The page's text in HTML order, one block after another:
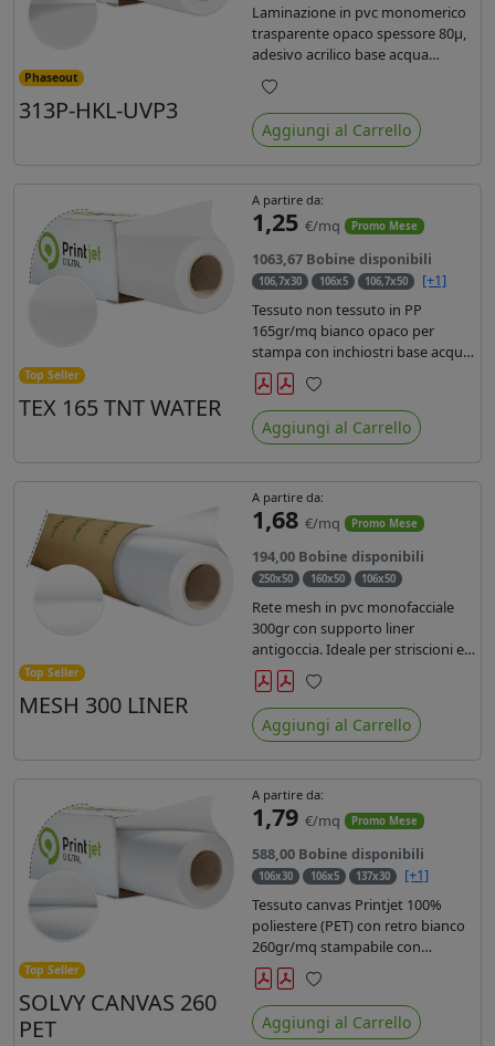
Phaseout
313P-HKL-UVP3
Laminazione in pvc monomerico
trasparente opaco spessore 80µ,
adesivo acrilico base acqua
permanente specifico per ink uv,
liner in carta kraft da 90gr. Durata
3 anni, dotata di filtro uv, idonea
per stampe con inchiostro
Preferiti
Aggiungi al Carrello
Top Seller
TEX 165 TNT WATER
A partire da:
1,25 €/mq Promo Mese
1063,67 Bobine disponibili
106,7x30 106x5 106,7x50
[+1]
Tessuto non tessuto in PP
165gr/mq bianco opaco per
stampa con inchiostri base acqua,
latex, uv, ecosolvente. Finitura a
rombi spundbond e coating
superficiale con totale assenza di
peluria. Occhiellabile, non
Preferiti
Aggiungi al Carrello
Top Seller
MESH 300 LINER
A partire da:
1,68 €/mq Promo Mese
194,00 Bobine disponibili
250x50 160x50 106x50
Rete mesh in pvc monofacciale
300gr con supporto liner
antigoccia. Ideale per striscioni e
coperture antivento. Saldabile,
stampabile con inchiostri
solvente, ecosolvente, uv e latex.
Densità fili 1000x1000 , filato 9x13.
Preferiti
Aggiungi al Carrello
Top Seller
SOLVY CANVAS 260
PET
A partire da:
1,79 €/mq Promo Mese
588,00 Bobine disponibili
106x30 106x5 137x30
[+1]
Tessuto canvas Printjet 100%
poliestere (PET) con retro bianco
260gr/mq stampabile con
inchiostri solvente, ecosolvente,
uv e latex.
Preferiti
Aggiungi al Carrello